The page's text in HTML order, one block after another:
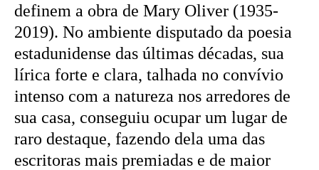
definem a obra de Mary Oliver (1935-
2019). No ambiente disputado da poesia
estadunidense das últimas décadas, sua
lírica forte e clara, talhada no convívio
intenso com a natureza nos arredores de
sua casa, conseguiu ocupar um lugar de
raro destaque, fazendo dela uma das
escritoras mais premiadas e de maior